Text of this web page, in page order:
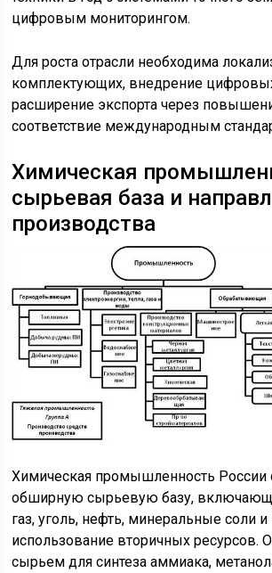
цифровым мониторингом.
Для роста отрасли необходима
комплектующих, внедрение
расширение экспорта через
соответствие международным
Химическая
сырьевая база и
производства
Химическая промышленность России
обширную сырьевую базу,
газ, уголь, нефть, минеральные соли
использование вторичных ресурсов.
сырьем для синтеза аммиака,